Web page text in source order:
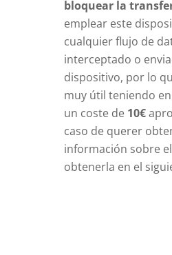
bloquear la
emplear este
cualquier flujo de
interceptado o
dispositivo, por lo
muy útil teniendo
un coste de 10€
caso de querer
información sobre
obtenerla en el